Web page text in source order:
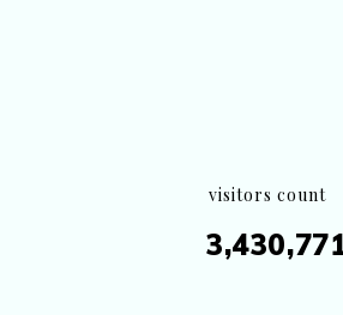
visitors count